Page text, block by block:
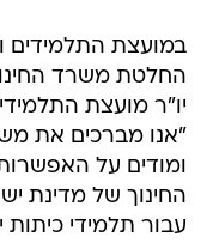
במועצת התלמידים
החלטת משרד
יו"ר מועצת
"אנו מברכים את
ומודים על
החינוך של מדינת
עבור תלמידי כיתות